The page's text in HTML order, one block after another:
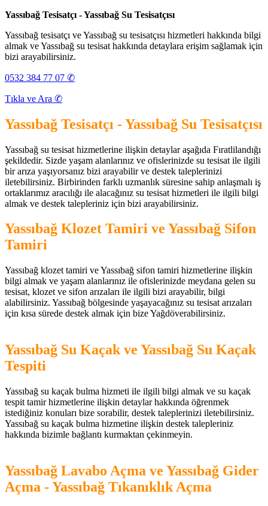
Yassıbağ Tesisatçı - Yassıbağ Su Tesisatçısı
Yassıbağ tesisatçı ve Yassıbağ su tesisatçısı hizmetleri hakkında bilgi
almak ve Yassıbağ su tesisat hakkında detaylara erişim sağlamak için
bizi arayabilirsiniz.
0532 384 77 07 ✆
Tıkla ve Ara ✆
Yassıbağ Tesisatçı - Yassıbağ Su Tesisatçısı
Yassıbağ su tesisat hizmetlerine ilişkin detaylar aşağıda Fıratlilandığı
şekildedir. Sizde yaşam alanlarınız ve ofislerinizde su tesisat ile ilgili
bir arıza yaşıyorsanız bizi arayabilir ve destek taleplerinizi
iletebilirsiniz. Birbirinden farklı uzmanlık süresine sahip anlaşmalı iş
ortaklarımız aracılığı ile alacağınız su tesisat hizmetleri ile ilgili bilgi
almak ve destek talepleriniz için bizi arayabilirsiniz.
Yassıbağ Klozet Tamiri ve Yassıbağ Sifon
Tamiri
Yassıbağ klozet tamiri ve Yassıbağ sifon tamiri hizmetlerine ilişkin
bilgi almak ve yaşam alanlarınız ile ofislerinizde meydana gelen su
tesisat, klozet ve sifon arızaları ile ilgili bizi arayabilir, bilgi
alabilirsiniz. Yassıbağ bölgesinde yaşayacağınız su tesisat arızaları
için kısa sürede destek almak için bize Yağdöverabilirsiniz.
Yassıbağ Su Kaçak ve Yassıbağ Su Kaçak
Tespiti
Yassıbağ su kaçak bulma hizmeti ile ilgili bilgi almak ve su kaçak
tespit tamir hizmetlerine ilişkin detaylar hakkında öğrenmek
istediğiniz konuları bize sorabilir, destek taleplerinizi iletebilirsiniz.
Yassıbağ su kaçak bulma hizmetine ilişkin destek talepleriniz
hakkında bizimle bağlantı kurmaktan çekinmeyin.
Yassıbağ Lavabo Açma ve Yassıbağ Gider
Açma - Yassıbağ Tıkanıklık Açma